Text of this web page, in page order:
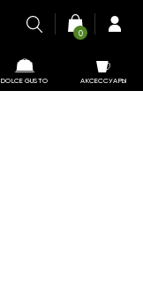
DOLCE GUSTO АКСЕССУАРЫ
0